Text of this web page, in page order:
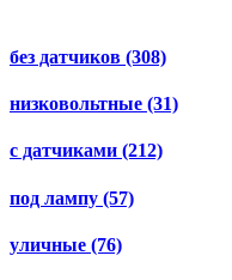
без датчиков (308)
низковольтные (31)
с датчиками (212)
под лампу (57)
уличные (76)